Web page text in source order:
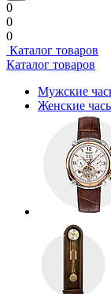
0
0
0
Каталог товаров
Каталог товаров
Мужские
Женские